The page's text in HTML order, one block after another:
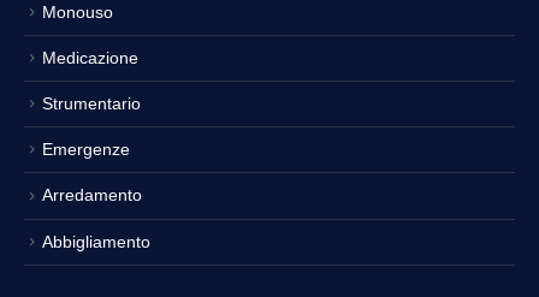
Monouso
Medicazione
Strumentario
Emergenze
Arredamento
Abbigliamento